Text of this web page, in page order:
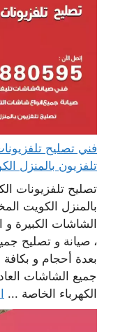
تلفزيون بالمنزل
تصليح تلفزيونات
بالمنزل الكويت
الشاشات الكبيرة
، صيانة و تصليح
بعدة أحجام و بكافة
جميع الشاشات
الكهرباء الخاصة ...